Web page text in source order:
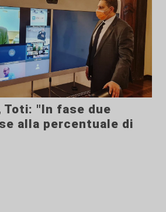
Toti: "In fase due
alla percentuale di